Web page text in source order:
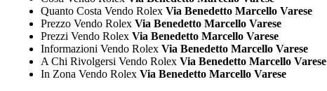
Quanto Costa Vendo Rolex Via Benedetto Marcello Varese
Prezzo Vendo Rolex Via Benedetto Marcello Varese
Prezzi Vendo Rolex Via Benedetto Marcello Varese
Informazioni Vendo Rolex Via Benedetto Marcello Varese
A Chi Rivolgersi Vendo Rolex Via Benedetto Marcello Varese
In Zona Vendo Rolex Via Benedetto Marcello Varese